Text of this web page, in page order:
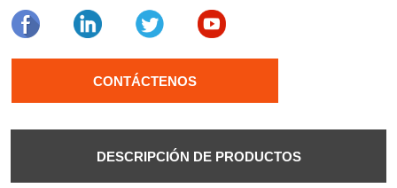
CONTÁCTENOS
DESCRIPCIÓN DE PRODUCTOS